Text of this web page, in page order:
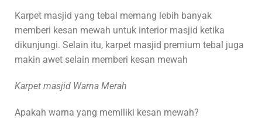
Karpet masjid yang tebal memang lebih banyak
memberi kesan mewah untuk interior masjid ketika
dikunjungi. Selain itu, karpet masjid premium tebal juga
makin awet selain memberi kesan mewah
Karpet masjid Warna Merah
Apakah warna yang memiliki kesan mewah?